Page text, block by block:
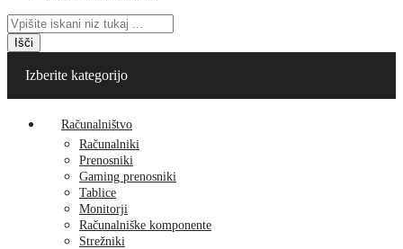
Išči
Izberite kategorijo
Računalništvo
Računalniki
Prenosniki
Gaming prenosniki
Tablice
Monitorji
Računalniške komponente
Strežniki